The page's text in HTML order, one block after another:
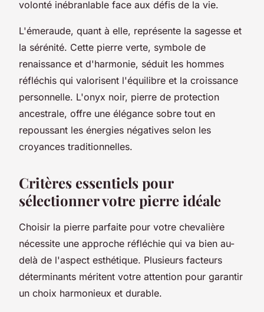
volonté inébranlable face aux défis de la vie.
L'émeraude, quant à elle, représente la sagesse et
la sérénité. Cette pierre verte, symbole de
renaissance et d'harmonie, séduit les hommes
réfléchis qui valorisent l'équilibre et la croissance
personnelle. L'onyx noir, pierre de protection
ancestrale, offre une élégance sobre tout en
repoussant les énergies négatives selon les
croyances traditionnelles.
Critères essentiels pour
sélectionner votre pierre idéale
Choisir la pierre parfaite pour votre chevalière
nécessite une approche réfléchie qui va bien au-
delà de l'aspect esthétique. Plusieurs facteurs
déterminants méritent votre attention pour garantir
un choix harmonieux et durable.